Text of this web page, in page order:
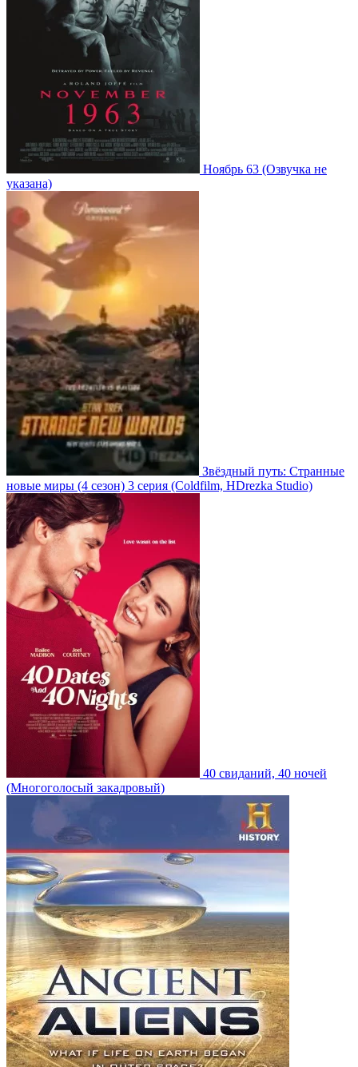
Ноябрь 63 (Озвучка не
указана)
Звёздный путь: Странные
новые миры (4 сезон) 3 серия (Coldfilm, HDrezka Studio)
40 свиданий, 40 ночей
(Многоголосый закадровый)